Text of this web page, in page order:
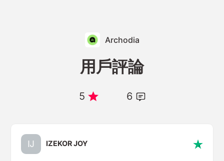
Archodia
用戶評論
5 6
IZEKOR JOY